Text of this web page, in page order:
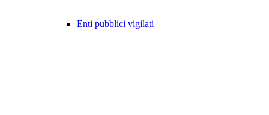
Enti pubblici vigilati